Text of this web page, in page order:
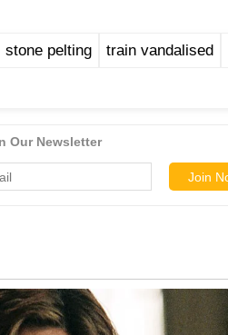
stone pelting train vandalised